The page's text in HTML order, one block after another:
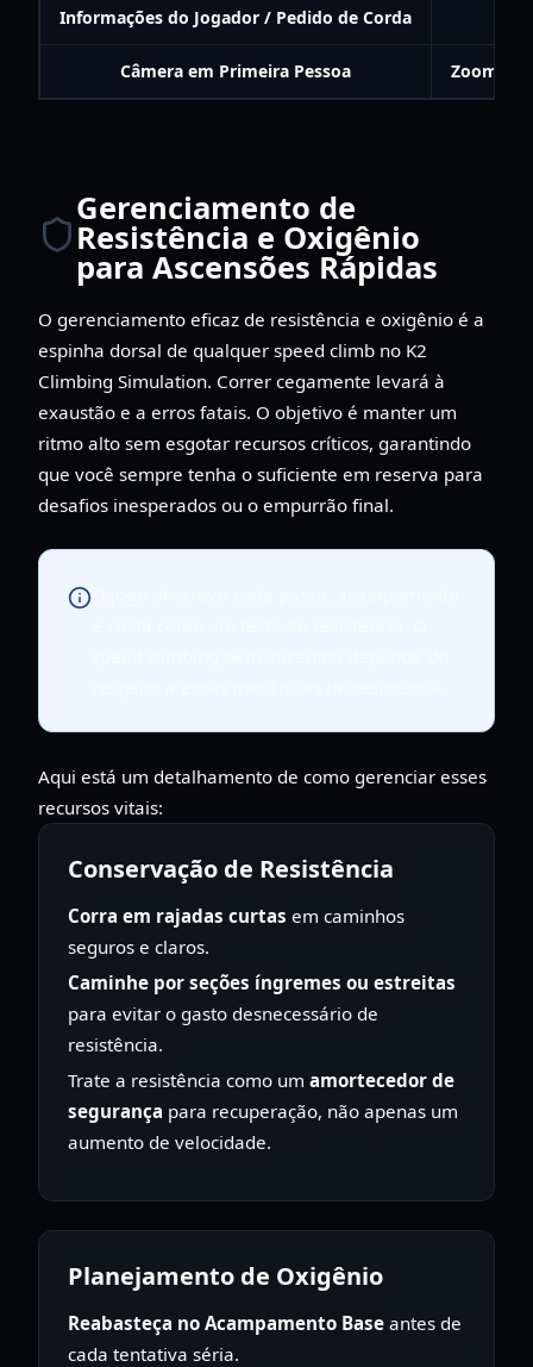
Informações do Jogador / Pedido de Corda
Câmera em Primeira Pessoa Zoom da
Gerenciamento de
Resistência e Oxigênio
para Ascensões Rápidas
O gerenciamento eficaz de resistência e oxigênio é a
espinha dorsal de qualquer speed climb no K2
Climbing Simulation. Correr cegamente levará à
exaustão e a erros fatais. O objetivo é manter um
ritmo alto sem esgotar recursos críticos, garantindo
que você sempre tenha o suficiente em reserva para
desafios inesperados ou o empurrão final.
Aqui está um detalhamento de como gerenciar esses
recursos vitais:
Conservação de Resistência
Corra em rajadas curtas em caminhos
seguros e claros.
Caminhe por seções íngremes ou estreitas
para evitar o gasto desnecessário de
resistência.
Trate a resistência como um amortecedor de
segurança para recuperação, não apenas um
aumento de velocidade.
Planejamento de Oxigênio
Reabasteça no Acampamento Base antes de
cada tentativa séria.